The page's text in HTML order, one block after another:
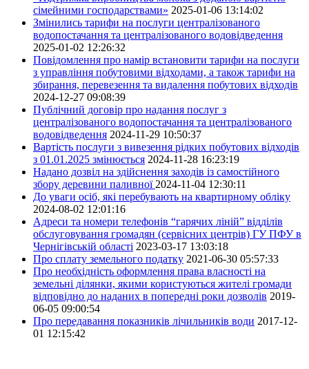
сімейними господарствами» 2025-01-06 13:14:02
Змінились тарифи на послуги централізованого
водопостачання та централізованого водовідведення
2025-01-02 12:26:32
Повідомлення про намір встановити тарифи на послуги
з управління побутовими відходами, а також тарифи на
збирання, перевезення та видалення побутових відходів
2024-12-27 09:08:39
Публічний договір про надання послуг з
централізованого водопостачання та централізованого
водовідведення 2024-11-29 10:50:37
Вартість послуги з вивезення рідких побутових відходів
з 01.01.2025 змінюється 2024-11-28 16:23:19
Надано дозвіл на здійснення заходів із самостійного
збору деревини паливної 2024-11-04 12:30:11
До уваги осіб, які перебувають на квартирному обліку
2024-08-02 12:01:16
Адреси та номери телефонів “гарячих ліній” відділів
обслуговування громадян (сервісних центрів) ГУ ПФУ в
Чернігівській області 2023-03-17 13:03:18
Про сплату земельного податку 2021-06-30 05:57:33
Про необхідність оформлення права власності на
земельні ділянки, якими користуються жителі громади
відповідно до наданих в попередні роки дозволів 2019-
06-05 09:00:54
Про передавання показників лічильників води 2017-12-
01 12:15:42